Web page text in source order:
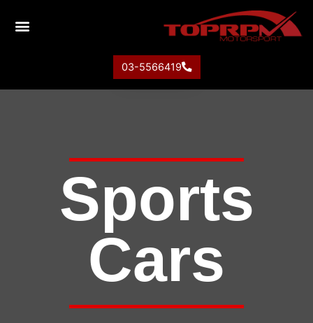
03-5566419
Sports
Cars